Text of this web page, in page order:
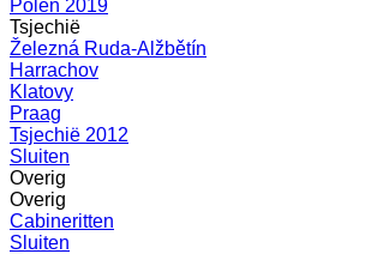
Polen 2019
Tsjechië
Železná Ruda-Alžbětín
Harrachov
Klatovy
Praag
Tsjechië 2012
Sluiten
Overig
Overig
Cabineritten
Sluiten